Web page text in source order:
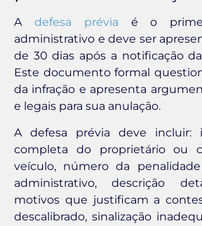
A defesa prévia é o
administrativo e deve ser
de 30 dias após a notificação
Este documento formal
da infração e apresenta
e legais para sua anulação.
A defesa prévia deve incluir:
completa do proprietário ou
veículo, número da
administrativo, descrição
motivos que justificam a
descalibrado, sinalização